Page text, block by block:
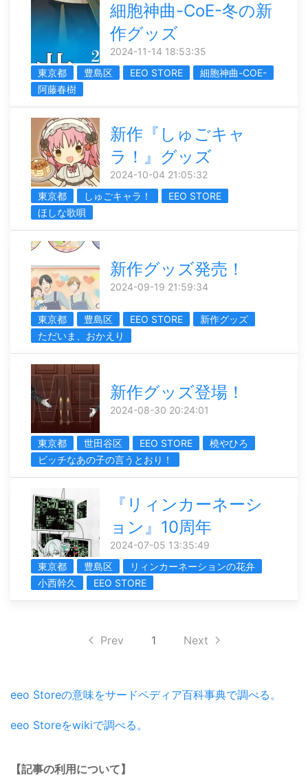
細胞神曲-CoE-冬の新
作グッズ
2024-11-14 18:53:35
東京都
豊島区 EEO STORE
細胞神曲-COE-
阿藤春樹
新作『しゅごキャ
ラ！』グッズ
2024-10-04 21:05:32
東京都
しゅごキャラ！
EEO STORE
ほしな歌唄
新作グッズ発売！
2024-09-19 21:59:34
東京都 豊島区 EEO STORE
新作グッズ
ただいま、おかえり
新作グッズ登場！
2024-08-30 20:24:01
東京都 世田谷区 EEO STORE
橈やひろ
ビッチなあの子の言うとおり！
『リィンカーネーシ
ョン』10周年
2024-07-05 13:35:49
東京都
豊島区
リィンカーネーションの花弁
小西幹久
EEO STORE
Prev 1 Next
eeo Storeの意味をサードペディア百科事典で調べる。
eeo Storeをwikiで調べる。
【記事の利用について】